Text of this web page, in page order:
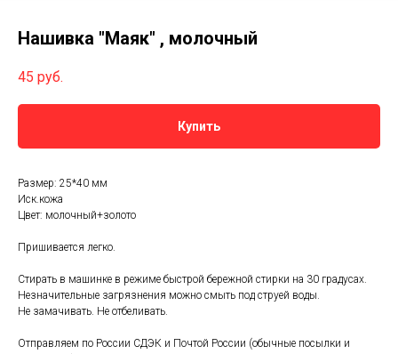
Нашивка "Маяк" , молочный
45 руб.
Купить
Размер: 25*40 мм
Иск.кожа
Цвет: молочный+золото
Пришивается легко.
Стирать в машинке в режиме быстрой бережной стирки на 30 градусах.
Незначительные загрязнения можно смыть под струей воды.
Не замачивать. Не отбеливать.
Отправляем по России СДЭК и Почтой России (обычные посылки и